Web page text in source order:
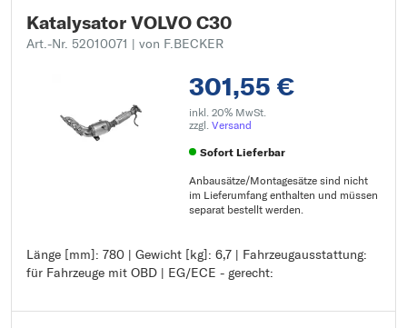
Katalysator VOLVO C30
Art.-Nr. 52010071 | von F.BECKER
301,55 €
inkl. 20% MwSt.
zzgl. Versand
Sofort Lieferbar
Anbausätze/Montagesätze sind nicht
im Lieferumfang enthalten und müssen
separat bestellt werden.
Länge [mm]: 780 | Gewicht [kg]: 6,7 | Fahrzeugausstattung:
für Fahrzeuge mit OBD | EG/ECE - gerecht:
Länge [mm]: 780
Gewicht [kg]: 6,7
EG/ECE - gerecht: